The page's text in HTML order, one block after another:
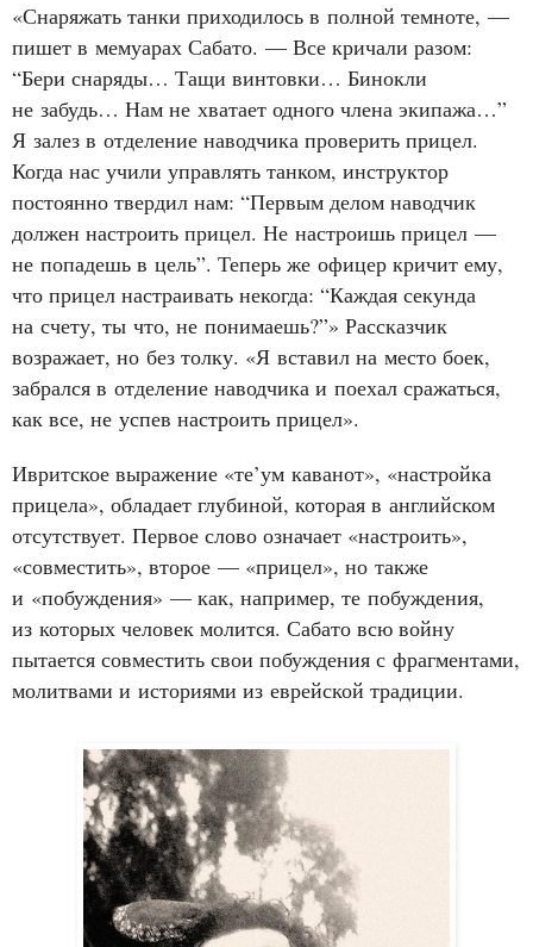
«Снаряжать танки приходилось в полной темноте, —
пишет в мемуарах Сабато. — Все кричали разом:
“Бери снаряды… Тащи винтовки… Бинокли
не забудь… Нам не хватает одного члена экипажа…”
Я залез в отделение наводчика проверить прицел.
Когда нас учили управлять танком, инструктор
постоянно твердил нам: “Первым делом наводчик
должен настроить прицел. Не настроишь прицел —
не попадешь в цель”. Теперь же офицер кричит ему,
что прицел настраивать некогда: “Каждая секунда
на счету, ты что, не понимаешь?”» Рассказчик
возражает, но без толку. «Я вставил на место боек,
забрался в отделение наводчика и поехал сражаться,
как все, не успев настроить прицел».
Ивритское выражение «те’ум каванот», «настройка
прицела», обладает глубиной, которая в английском
отсутствует. Первое слово означает «настроить»,
«совместить», второе — «прицел», но также
и «побуждения» — как, например, те побуждения,
из которых человек молится. Сабато всю войну
пытается совместить свои побуждения с фрагментами,
молитвами и историями из еврейской традиции.